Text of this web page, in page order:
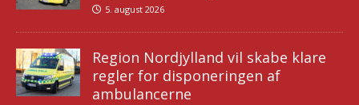
5. august 2026
Region Nordjylland vil skabe klare
regler for disponeringen af
ambulancerne